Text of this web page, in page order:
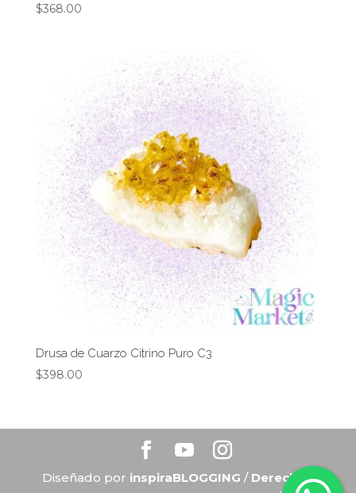
$368.00
Drusa de Cuarzo Citrino Puro C3
$398.00
Diseñado por inspiraBLOGGING / Derechos